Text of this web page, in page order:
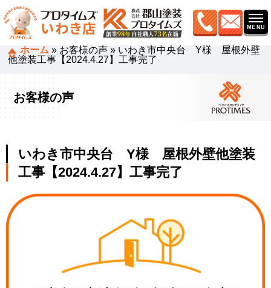
ホーム » お客様の声 » いわき市中央台 Y様 屋根外壁
他塗装工事【2024.4.27】工事完了
お客様の声
いわき市中央台 Y様 屋根外壁他塗装
工事【2024.4.27】工事完了